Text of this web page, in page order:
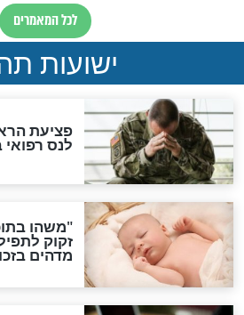
גזרות
סגולת ע"ב
תפילה
הדינים